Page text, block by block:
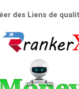
des Liens de